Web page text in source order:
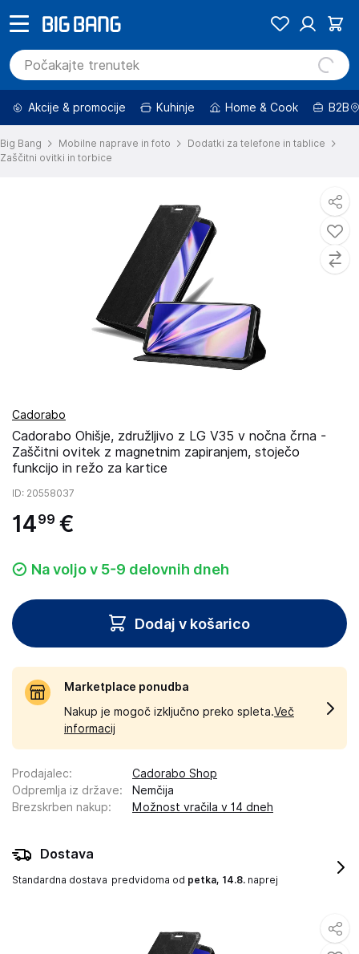
Akcije & promocije Kuhinje Home & Cook B2B
Big Bang Mobilne naprave in foto
Dodatki za telefone in tablice
Zaščitni ovitki in torbice
Cadorabo
Cadorabo Ohišje, združljivo z LG V35 v nočna črna -
Zaščitni ovitek z magnetnim zapiranjem, stoječo
funkcijo in režo za kartice
ID: 20558037
1499 €
Na voljo v 5-9 delovnih dneh
Dodaj v košarico
Marketplace ponudba
Nakup je mogoč izključno preko spleta.Več
informacij
Prodajalec:
Cadorabo Shop
Odpremlja iz države:
Nemčija
Brezskrben nakup: Možnost vračila v 14 dneh
Dostava
Standardna dostava predvidoma od petka, 14.8. naprej